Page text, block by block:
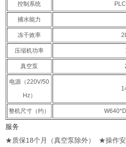
控制系统
捕水能力
冻干效率
压缩机功率
真空泵
电源（220V/50
Hz）
整机尺寸（约）
服务
★质保18个月（真空泵除外） ★操作